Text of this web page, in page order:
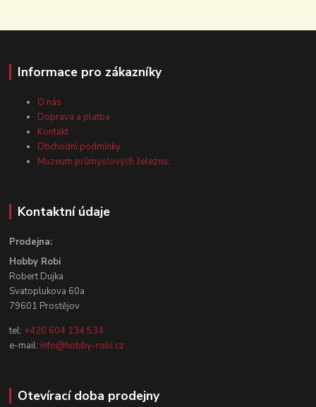
Informace pro zákazníky
O nás
Doprava a platba
Kontakt
Obchodní podmínky
Muzeum průmyslových železnic
Kontaktní údaje
Prodejna:
Hobby Robi
Robert Dujka
Svatoplukova 60a
79601 Prostějov
tel: +420 604 134 534
e-mail: info@hobby-robi.cz
Otevírací doba prodejny